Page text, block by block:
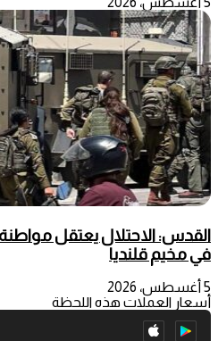
القدس: الاحتلال يعتقل مواطنة
في مخيم قلنديا
5 أغسطس، 2026
أسعار العملات هذه اللحظة